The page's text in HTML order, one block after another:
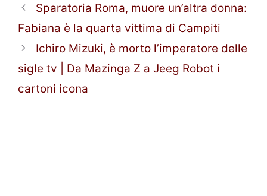
Sparatoria Roma, muore un’altra donna:
Fabiana è la quarta vittima di Campiti
Ichiro Mizuki, è morto l’imperatore delle
sigle tv | Da Mazinga Z a Jeeg Robot i
cartoni icona